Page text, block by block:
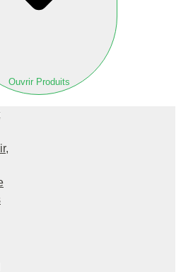
Ouvrir Produits